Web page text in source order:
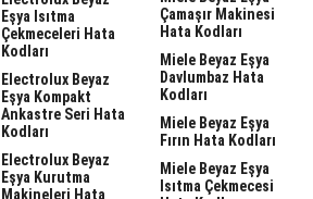
Eşya Isıtma
Çekmeceleri Hata
Kodları
Electrolux Beyaz
Eşya Kompakt
Ankastre Seri Hata
Kodları
Electrolux Beyaz
Eşya Kurutma
Makineleri Hata
Çamaşır Makinesi
Hata Kodları
Miele Beyaz Eşya
Davlumbaz Hata
Kodları
Miele Beyaz Eşya
Fırın Hata Kodları
Miele Beyaz Eşya
Isıtma Çekmecesi